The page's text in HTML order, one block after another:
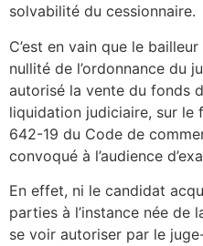
solvabilité du cessionnaire.
C’est en vain que le
nullité de l’ordonnance du
autorisé la vente du fonds
liquidation judiciaire, sur le
642-19 du Code de
convoqué à l’audience
En effet, ni le candidat
parties à l’instance née de
se voir autoriser par le